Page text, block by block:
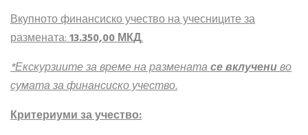
Вкупното финансиско учество на учесниците за
размената:13.350,00 МКД.
*Екскурзиите за време на разменатасе вклучениво
сумата за финансиско учество.
Критериуми за учество: